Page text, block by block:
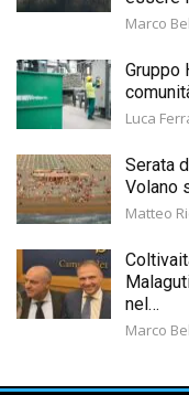
Marco
Gruppo
Luca
Serata
Volano
Matteo
nel…
Marco